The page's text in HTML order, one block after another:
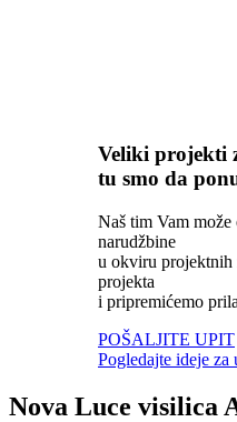
Veliki projekti
tu smo da
Naš tim Vam može
narudžbine
u okviru projektnih
projekta
i pripremićemo
POŠALJITE UPIT
Pogledajte ideje za
Nova Luce visilica